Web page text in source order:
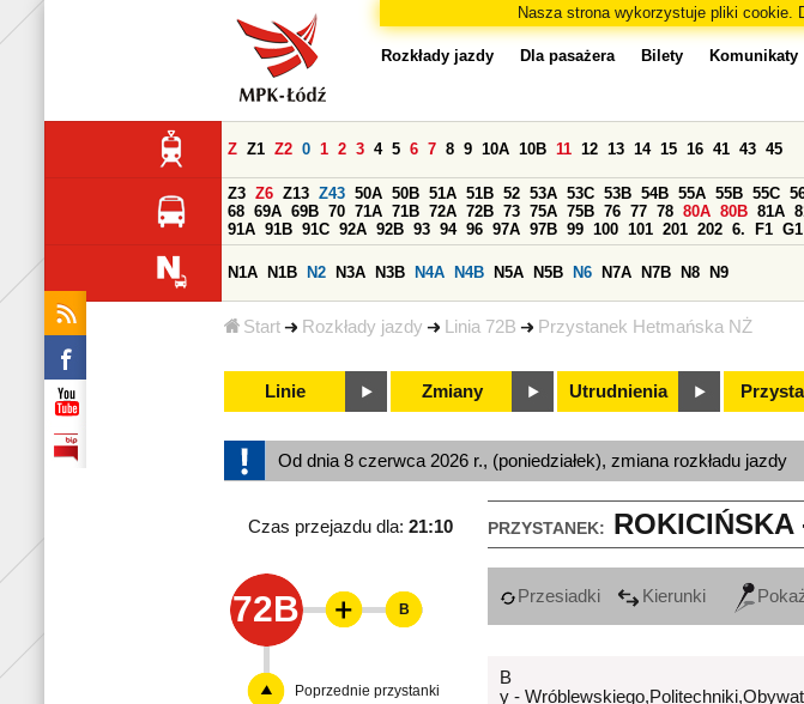
Nasza strona wykorzystuje pliki cookie.
Start Rozkłady jazdy Linia 72B Przystanek Hetmańska NŻ
Rozkłady jazdy Dla pasażera Bilety Komunikaty
Z Z1 Z2 0 1 2 3 4 5 6 7 8 9 10A 10B 11 12 13 14 15 16 41 43 45
Z3 Z6 Z13 Z43 50A 50B 51A 51B 52 53A 53C 53B 54B 55A 55B 55C
68 69A 69B 70 71A 71B 72A 72B 73 75A 75B 76 77 78 80A 80B 81A
91A 91B 91C 92A 92B 93 94 96 97A 97B 99 100 101 201 202 6. F1 G1
N1A N1B N2 N3A N3B N4A N4B N5A N5B N6 N7A N7B N8 N9
Linie Zmiany Utrudnienia
Od dnia 8 czerwca 2026 r., (poniedziałek), zmiana rozkładu jazdy
PRZYSTANEK: ROKICIŃSKA
Czas przejazdu dla: 21:10
72B Przesiadki Kierunki
B
y -
B
Poprzednie przystanki